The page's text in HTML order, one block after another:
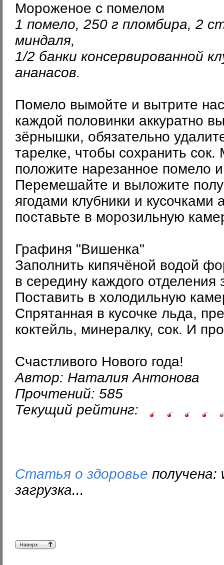
Мороженое с помелом
1 помело, 250 г пломбира, 2
миндаля,
1/2 банки консервированной
ананасов.
Помело вымойте и вытрите
каждой половинки аккуратно
зёрнышки, обязательно
тарелке, чтобы сохранить
положите нарезанное помело
Перемешайте и выложите
ягодами клубники и
поставьте в морозильную
Графиня "Вишенка"
Заполнить кипячёной водой
в середину каждого
Поставить в холодильную
Спрятанная в кусочке льда,
коктейль, минералку, сок. И
Счастливого Нового года!
Автор: Наталия Антонова
Прочтений: 585
Текущий рейтинг:
Статья о здоровье получена:
загрузка...